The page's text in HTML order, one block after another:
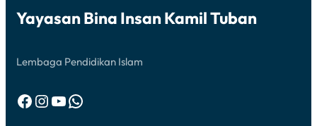
Yayasan Bina Insan Kamil Tuban
Lembaga Pendidikan Islam